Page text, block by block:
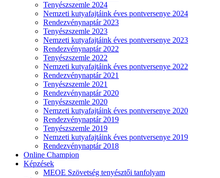
Tenyészszemle 2024
Nemzeti kutyafajtáink éves pontversenye 2024
Rendezvénynaptár 2023
Tenyészszemle 2023
Nemzeti kutyafajtáink éves pontversenye 2023
Rendezvénynaptár 2022
Tenyészszemle 2022
Nemzeti kutyafajtáink éves pontversenye 2022
Rendezvénynaptár 2021
Tenyészszemle 2021
Rendezvénynaptár 2020
Tenyészszemle 2020
Nemzeti kutyafajtáink éves pontversenye 2020
Rendezvénynaptár 2019
Tenyészszemle 2019
Nemzeti kutyafajtáink éves pontversenye 2019
Rendezvénynaptár 2018
Online Champion
Képzések
MEOE Szövetség tenyésztői tanfolyam